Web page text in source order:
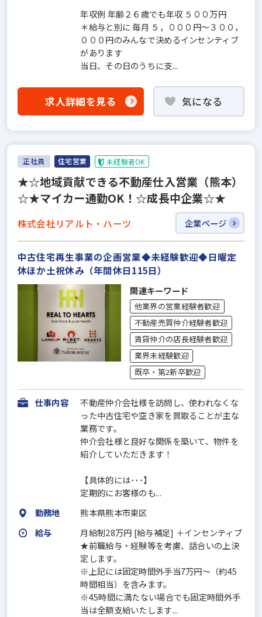
年収例 年齢２６歳でも年収 ５００万円
＊給与と別に 毎月 ５，０００円〜３００，
０００円のみんなで決めるインセンティブ
があります
当日、その日のうちに支...
求人詳細を見る 気になる
正社員 住宅営業 未経験者OK
★☆地域貢献できる不動産仕入営業（熊本）
☆★マイカー通勤OK！☆成長中企業☆★
株式会社リアルト・ハーツ 企業ページ
中古住宅再生事業の企画営業◆未経験歓迎◆日曜定
休ほか土祝休み（年間休日115日）
関連キーワード
他業界の営業経験者歓迎
不動産売買仲介経験者歓迎
賃貸仲介の店長経験者歓迎
業界未経験歓迎
既卒・第2新卒歓迎
仕事内容
不動産仲介会社様を訪問し、使われなくな
った中古住宅や空き家を買取ることが主な
業務です。
仲介会社様と良好な関係を築いて、物件を
紹介していただきます！
【具体的には･･･】
定期的にお客様のも...
勤務地
熊本県熊本市東区
給与
月給制28万円 [給与補足] ＋インセンティブ
★前職給与・経験等を考慮、話合いの上決
定します。
※上記には固定時間外手当7万円～（約45
時間相当）を含みます。
※45時間に満たない場合でも固定時間外手
当は全額支給いたします...